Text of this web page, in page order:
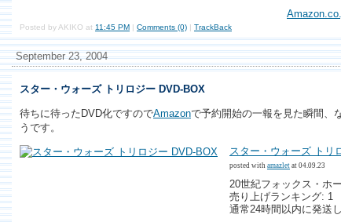
Posted by AKIKO at 11:45 PM | Comments (0) | TrackBack
September 23, 2004
スター・ウォーズ トリロジー DVD-BOX
待ちに待ったDVD化ですのでAmazonで予約開始の一報を見た瞬間、
うです。
スター・ウォーズ トリ
posted with amazlet at 04.09.23
20世紀フォックス・ホ
売り上げランキング: 1
通常24時間以内に発送し